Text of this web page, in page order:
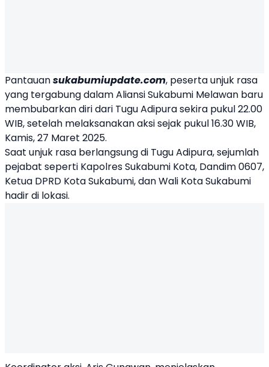
Pantauansukabumiupdate.com, peserta unjuk rasa
yang tergabung dalamAliansi Sukabumi Melawan baru
membubarkan diri dari Tugu Adipura sekira pukul 22.00
WIB, setelah melaksanakan aksi sejak pukul 16.30 WIB,
Kamis, 27 Maret 2025.
Saat unjuk rasa berlangsung di Tugu Adipura, sejumlah
pejabat seperti Kapolres Sukabumi Kota, Dandim 0607,
Ketua DPRD Kota Sukabumi, dan Wali Kota Sukabumi
hadir di lokasi.